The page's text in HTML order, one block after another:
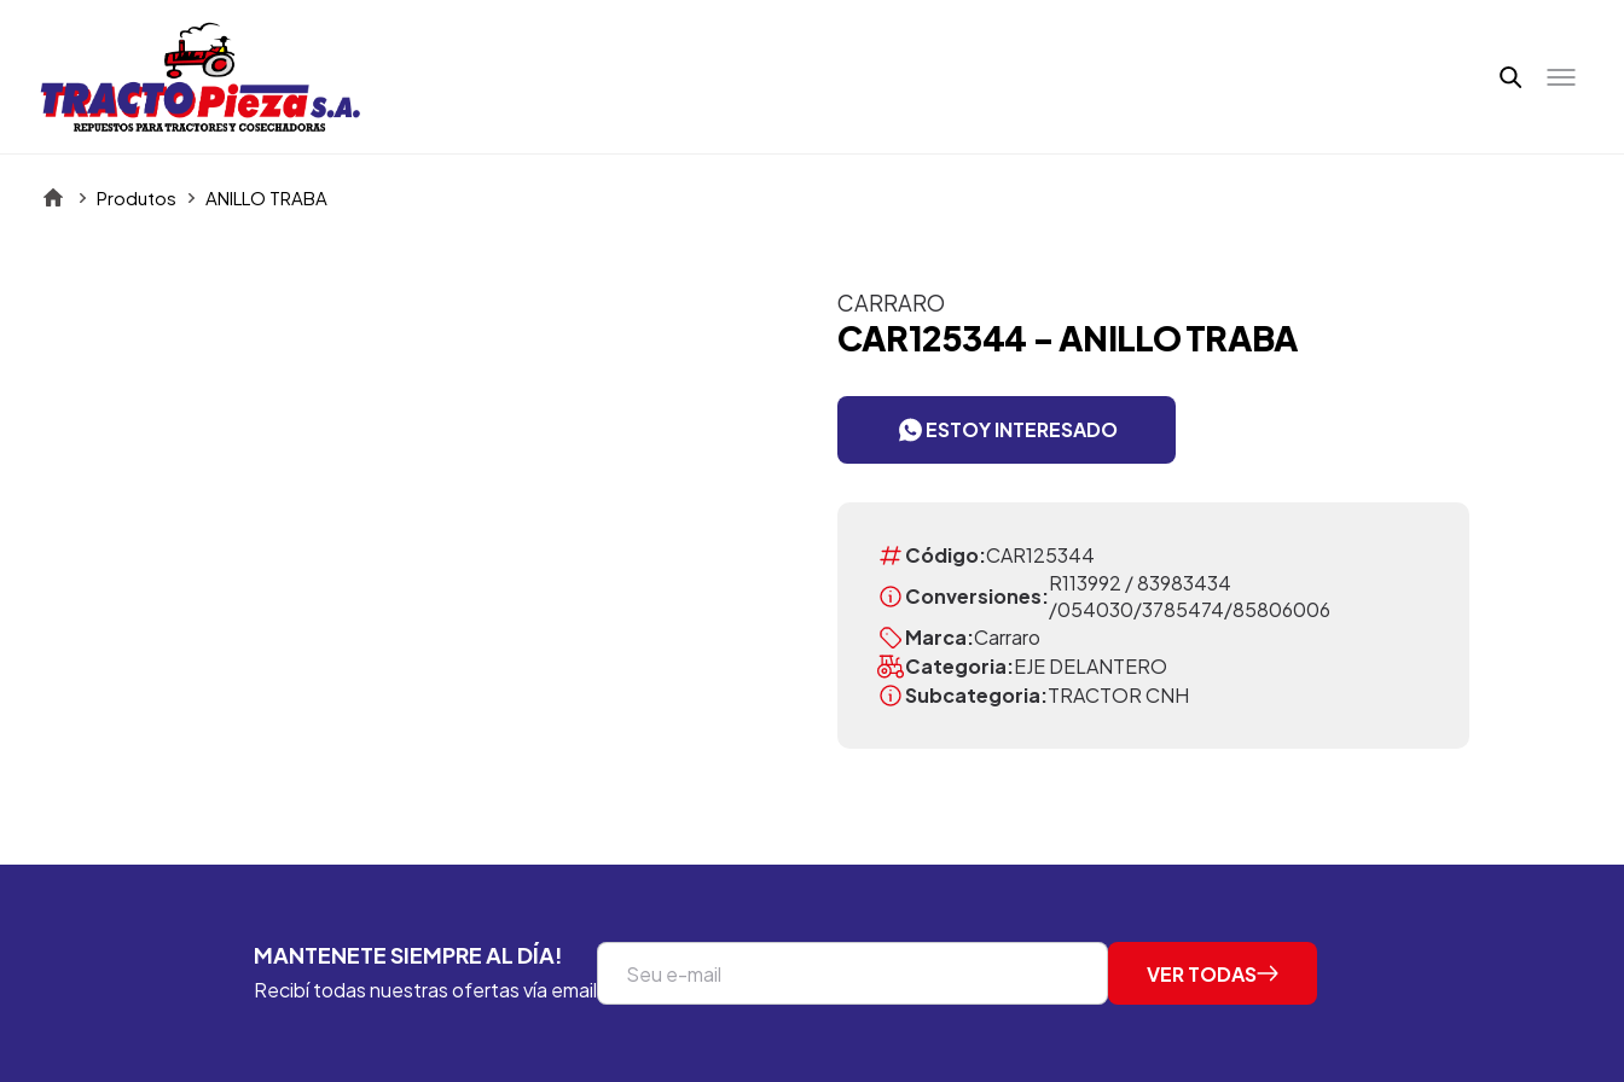
Produtos ANILLO TRABA
CARRARO
CAR125344 - ANILLO TRABA
ESTOY INTERESADO
Código:CAR125344
Conversiones:
R113992 / 83983434
/054030/3785474/85806006
Marca:Carraro
Categoria:EJE DELANTERO
Subcategoria:TRACTOR CNH
MANTENETE SIEMPRE AL DÍA!
Recibí todas nuestras ofertas vía email
VER TODAS